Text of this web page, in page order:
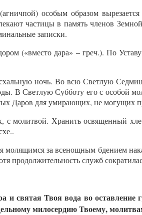
особым образом
частицы в память членов
записки.
(«вместо дара» – греч.). По
ночь. Во всю Светлую
В Светлую Субботу его с особой
Даров для умирающих, не могущих
с молитвой. Хранить освященный
молящимся за всенощным бдением
продолжительность служб
и святая Твоя вода во
милосердию Твоему,